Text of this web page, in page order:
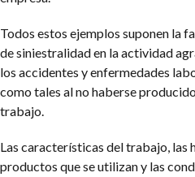
Todos estos ejemplos suponen la
de siniestralidad en la actividad
los accidentes y enfermedades
como tales al no haberse
trabajo.
Las características del trabajo, las
productos que se utilizan y las